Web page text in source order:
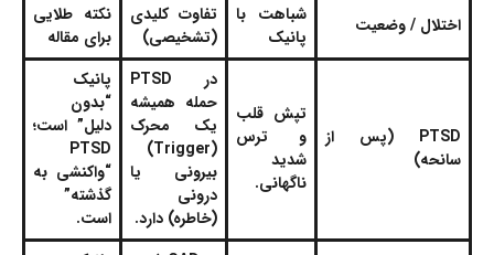
اختلال / وضعیت
شباهت با
پانیک
تفاوت کلیدی
(تشخیصی)
نکته طلایی
برای مقاله
PTSD (پس از
سانحه)
تپش قلب
و ترس
شدید
ناگهانی.
در PTSD
حمله همیشه
یک محرک
(Trigger)
بیرونی یا
درونی
(خاطره) دارد.
پانیک
“بدون
دلیل” است؛
PTSD
“واکنشی به
گذشته”
است.